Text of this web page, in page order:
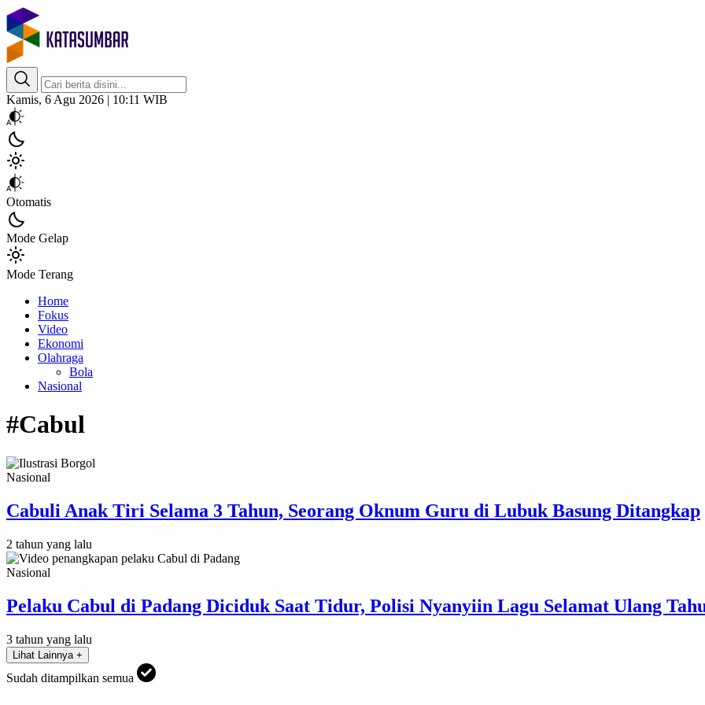
Kata Sumbar
Berita Sumbar Hari Ini
Kamis, 6 Agu 2026 | 10:11 WIB
Otomatis
Mode Gelap
Mode Terang
Home
Fokus
Video
Ekonomi
Olahraga
Bola
Nasional
#Cabul
Nasional
Cabuli Anak Tiri Selama 3 Tahun, Seorang Oknum Guru di Lubuk Basung Ditangkap
2 tahun yang lalu
Nasional
Pelaku Cabul di Padang Diciduk Saat Tidur, Polisi Nyanyiin Lagu Selamat Ulang
3 tahun yang lalu
Lihat Lainnya +
Sudah ditampilkan semua